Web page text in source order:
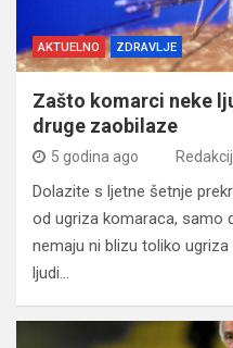
AKTUELNO ZDRAVLJE
Zašto komarci neke
druge zaobilaze
5 godina ago
Dolazite s ljetne šetnje
od ugriza komaraca, samo
nemaju ni blizu toliko ugriza
ljudi…